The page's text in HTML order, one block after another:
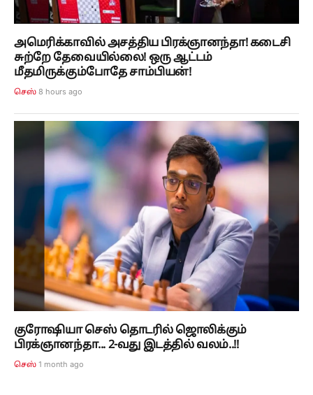
அமெரிக்காவில் அசத்திய பிரக்ஞானந்தா! கடைசி
சுற்றே தேவையில்லை! ஒரு ஆட்டம்
மீதமிருக்கும்போதே சாம்பியன்!
செஸ் 8 hours ago
குரோஷியா செஸ் தொடரில் ஜொலிக்கும்
பிரக்ஞானந்தா... 2-வது இடத்தில் வலம்..!!
செஸ் 1 month ago